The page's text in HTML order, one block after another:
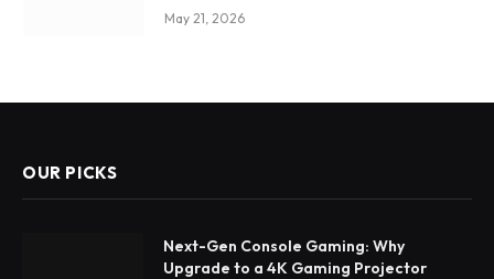
May 21, 2026
OUR PICKS
Next-Gen Console Gaming: Why
Upgrade to a 4K Gaming Projector